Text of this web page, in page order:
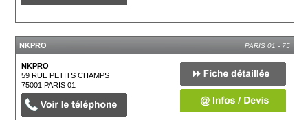
NKPRO PARIS 01 - 75
NKPRO
59 RUE PETITS CHAMPS
75001PARIS 01